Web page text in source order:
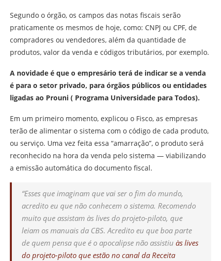
Segundo o órgão, os campos das notas fiscais serão
praticamente os mesmos de hoje, como: CNPJ ou CPF, de
compradores ou vendedores, além da quantidade de
produtos, valor da venda e códigos tributários, por exemplo.
A novidade é que o empresário terá de indicar se a venda
é para o setor privado, para órgãos públicos ou entidades
ligadas ao Prouni ( Programa Universidade para Todos).
Em um primeiro momento, explicou o Fisco, as empresas
terão de alimentar o sistema com o código de cada produto,
ou serviço. Uma vez feita essa “amarração”, o produto será
reconhecido na hora da venda pelo sistema — viabilizando
a emissão automática do documento fiscal.
“Esses que imaginam que vai ser o fim do mundo,
acredito eu que não conhecem o sistema. Recomendo
muito que assistam às lives do projeto-piloto, que
leiam os manuais da CBS. Acredito eu que boa parte
de quem pensa que é o apocalipse não assistiu às lives
do projeto-piloto que estão no canal da Receita